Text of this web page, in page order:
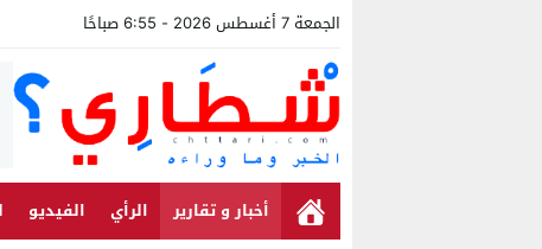
الجمعة 7 أغسطس 2026 - 6:55 صباحًا
أخبار و تقارير الرأي الفيديو